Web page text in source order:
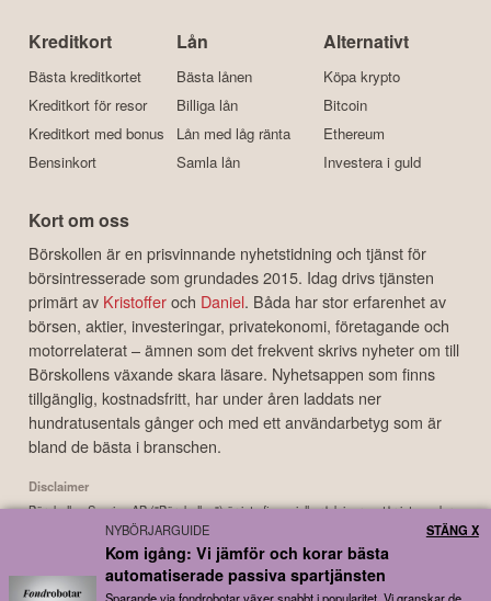
Kreditkort
Bästa kreditkortet
Kreditkort för resor
Kreditkort med bonus
Bensinkort
Lån
Bästa lånen
Billiga lån
Lån med låg ränta
Samla lån
Alternativt
Köpa krypto
Bitcoin
Ethereum
Investera i guld
Kort om oss
Börskollen är en prisvinnande nyhetstidning och tjänst för
börsintresserade som grundades 2015. Idag drivs tjänsten
primärt av Kristofferoch Daniel. Båda har stor erfarenhet av
börsen, aktier, investeringar, privatekonomi, företagande och
motorrelaterat – ämnen som det frekvent skrivs nyheter om till
Börskollens växande skara läsare. Nyhetsappen som finns
tillgänglig, kostnadsfritt, har under åren laddats ner
hundratusentals gånger och med ett användarbetyg som är
bland de bästa i branschen.
Disclaimer
Börskollen Sverige AB ("Börskollen") är inte finansiella rådgivare, står inte under
finansinspektionens tillsyn och ger inga råd till dig. Detta innebär att
investeringsbeslut baserade på information som direkt eller indirekt härrörande
från Börskollen eller personer med koppling till Börskollen, alltid fattas
självständigt av investeraren. Börskollen frånsäger sig allt ansvar för eventuell
NYBÖRJARGUIDE
Kom igång: Vi jämför och korar bästa
automatiserade passiva spartjänsten
STÄNG X